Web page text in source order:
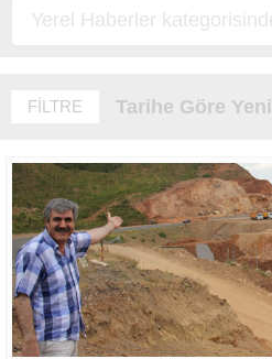
FİLTRE Tarihe Göre Yeni